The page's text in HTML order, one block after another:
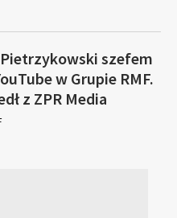
Pietrzykowski szefem
w Grupie RMF.
z ZPR Media